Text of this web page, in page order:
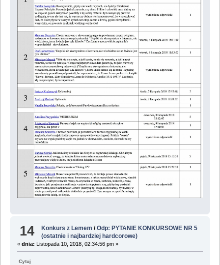
14 Konkurs z Lemem /Odp: PYTANIE KONKURSOWE NR 5
(ostatnie i najbardziej hardcorowe)
« dnia: Listopada 10, 2018, 02:34:56 pm »
Cytuj